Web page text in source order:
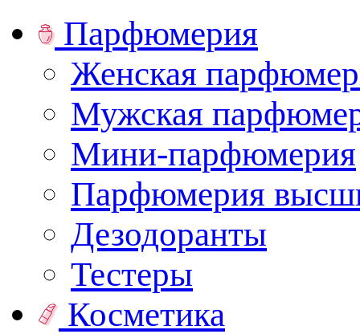
Парфюмерия
Женская
Мужская
Мини-парфюмерия
Парфюмерия
Дезодоранты
Тестеры
Косметика